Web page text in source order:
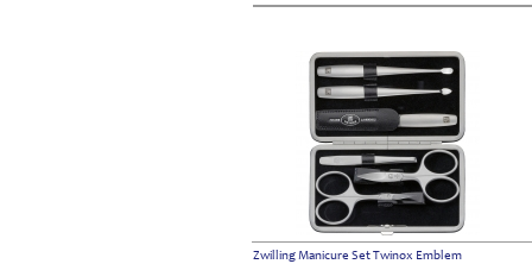
Zwilling Manicure Set Twinox Emblem